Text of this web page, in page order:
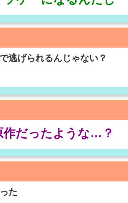
逃げられるんじゃない？
作だったような…？
た